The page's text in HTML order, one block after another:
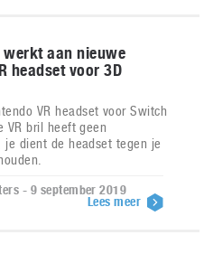
werkt aan nieuwe
headset voor 3D
VR headset voor Switch
VR bril heeft geen
je dient de headset tegen je
- 9 september 2019
Lees meer